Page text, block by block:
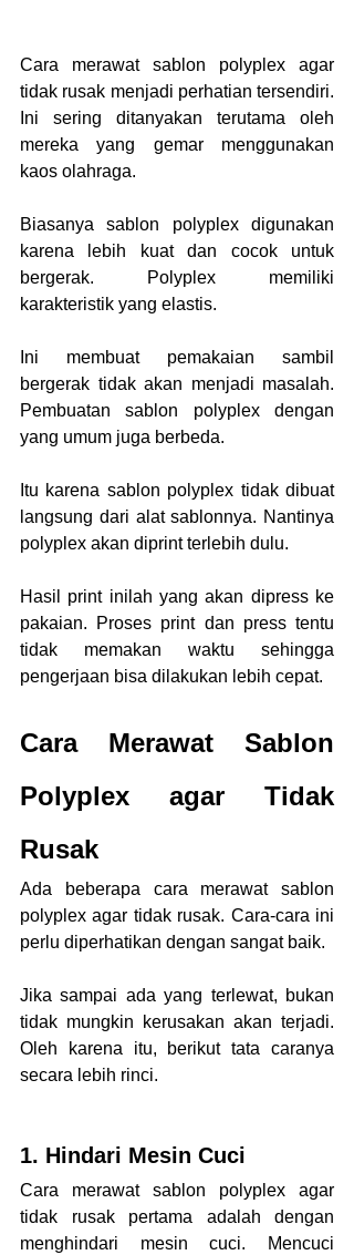
Cara merawat sablon polyplex agar
tidak rusak menjadi perhatian tersendiri.
Ini sering ditanyakan terutama oleh
mereka yang gemar menggunakan
kaos olahraga.
Biasanya sablon polyplex digunakan
karena lebih kuat dan cocok untuk
bergerak. Polyplex memiliki
karakteristik yang elastis.
Ini membuat pemakaian sambil
bergerak tidak akan menjadi masalah.
Pembuatan sablon polyplex dengan
yang umum juga berbeda.
Itu karena sablon polyplex tidak dibuat
langsung dari alat sablonnya. Nantinya
polyplex akan diprint terlebih dulu.
Hasil print inilah yang akan dipress ke
pakaian. Proses print dan press tentu
tidak memakan waktu sehingga
pengerjaan bisa dilakukan lebih cepat.
Cara Merawat Sablon
Polyplex agar Tidak
Rusak
Ada beberapa cara merawat sablon
polyplex agar tidak rusak. Cara-cara ini
perlu diperhatikan dengan sangat baik.
Jika sampai ada yang terlewat, bukan
tidak mungkin kerusakan akan terjadi.
Oleh karena itu, berikut tata caranya
secara lebih rinci.
1. Hindari Mesin Cuci
Cara merawat sablon polyplex agar
tidak rusak pertama adalah dengan
menghindari mesin cuci. Mencuci